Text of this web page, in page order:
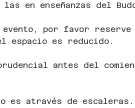
en enseñanzas del
por favor reserve
espacio es reducido.
antes del
es através de